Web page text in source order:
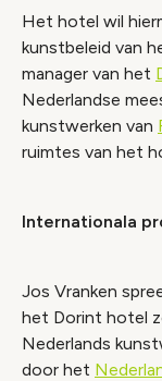
Het hotel wil
kunstbeleid van
manager van het
Nederlandse
kunstwerken van
ruimtes van het
Internationala
Jos Vranken
het Dorint hotel
Nederlands
door het